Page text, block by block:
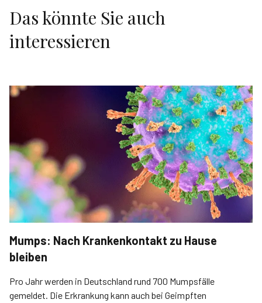
Das könnte Sie auch
interessieren
Mumps: Nach Krankenkontakt zu Hause
bleiben
Pro Jahr werden in Deutschland rund 700 Mumps­fälle
gemeldet. Die Erkrankung kann auch bei Geimpften